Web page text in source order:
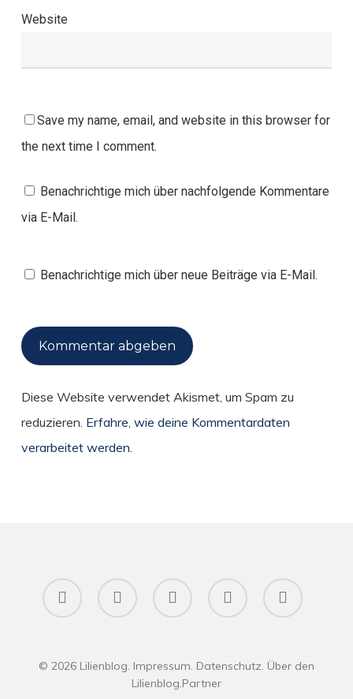
Website
Save my name, email, and website in this browser for
the next time I comment.
Benachrichtige mich über nachfolgende Kommentare
via E-Mail.
Benachrichtige mich über neue Beiträge via E-Mail.
Diese Website verwendet Akismet, um Spam zu
reduzieren. Erfahre, wie deine Kommentardaten
verarbeitet werden.
twitter facebook pinterest RSS instagram
© 2026 Lilienblog. Impressum. Datenschutz. Über den
Lilienblog.Partner